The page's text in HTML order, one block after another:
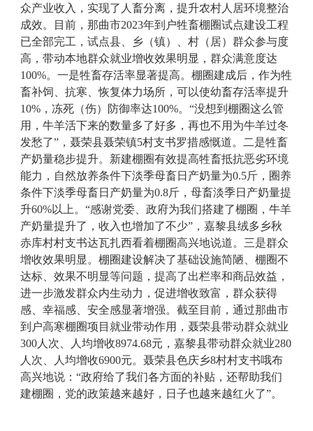
众产业收入，实现了人畜分离，提升农村人居环境整治
成效。目前， 那曲市2023年到户牲畜棚圈试点建设工程
已全部完工，试点县、乡（镇）、村（居）群众参与度
高，带动本地群众就业增收效果明显，群众满意度达
100%。 一是牲畜存活率显著提高。 棚圈建成后， 作为牲
畜补饲、抗寒、恢复体力场所，可以使幼畜存活率提升
10%，冻死（伤）防御率达100%。“没想到棚圈这么管
用，牛羊活下来的数量多了好多，再也不用为牛羊过冬
发愁了”，聂荣县聂荣镇5村支书罗措感慨道。
二是牲畜
产奶量稳步提升。 新建棚圈有效提高牲畜抵抗恶劣环境
能力，自然放养条件下淡季母畜日产奶量为0.5斤，圈养
条件下淡季母畜日产奶量为0.8斤，母畜淡季日产奶量提
升60%以上。“感谢党委、政府为我们搭建了棚圈，牛羊
产奶量提升了，收入也增加了不少”，嘉黎县绒多乡秋
赤库村村支书达瓦扎西看着棚圈高兴地说道。 三是群众
增收效果明显。 棚圈建设解决了基础设施简陋、棚圈不
达标、效果不明显等问题，提高了出栏率和商品效益，
进一步激发群众内生动力，促进增收致富，群众获得
感、幸福感、安全感显著增强。截至目前， 通过那曲市
到户高寒棚圈项目就业带动作用，聂荣县带动群众就业
300人次、人均增收8974.68元，嘉黎县带动群众就业280
人次、人均增收6900元。 聂荣县色庆乡8村村支书哦布
高兴地说：“政府给了我们各方面的补贴，还帮助我们
建棚圈，党的政策越来越好，日子也越来越红火了”。